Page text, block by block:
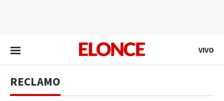
VIVO
RECLAMO